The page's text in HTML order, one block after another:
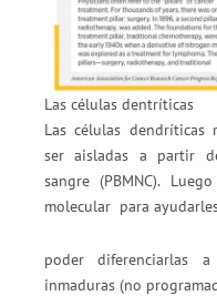
Las células dentríticas
Las células dendríticas
ser aisladas a partir
sangre (PBMNC).
molecular para
poder diferenciarlas
inmaduras (no